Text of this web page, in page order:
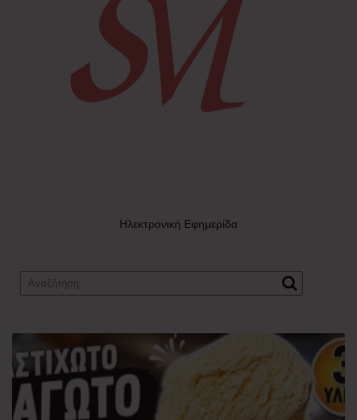
Ηλεκτρονική Εφημερίδα